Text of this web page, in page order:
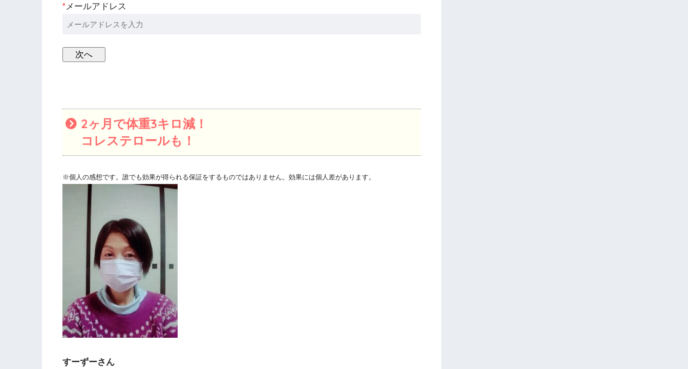
*メールアドレス
2ヶ月で体重3キロ減！
コレステロールも！
※個人の感想です。誰でも効果が得られる保証をするものではありません。効果には個人差があります。
すーずーさん